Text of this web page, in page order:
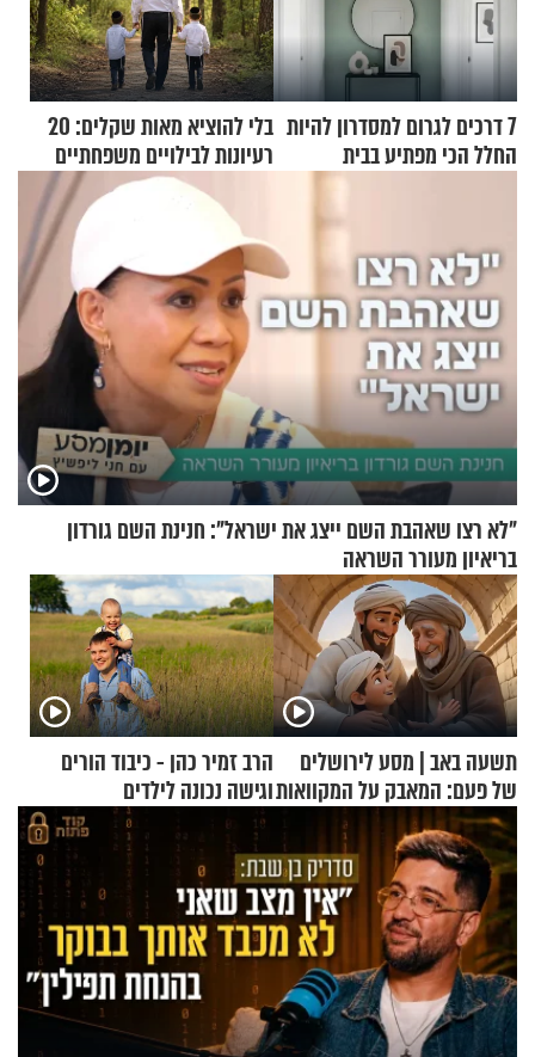
7 דרכים לגרום למסדרון להיות
החלל הכי מפתיע בבית
בלי להוציא מאות שקלים: 20
רעיונות לבילויים משפחתיים
כמעט בחינם
"לא רצו שאהבת השם ייצג את ישראל": חנינת השם גורדון
בריאיון מעורר השראה
תשעה באב | מסע לירושלים
של פעם: המאבק על המקוואות
הרב זמיר כהן - כיבוד הורים
וגישה נכונה לילדים